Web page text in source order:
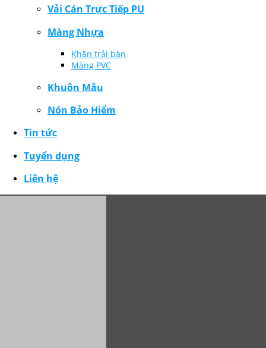
Vải Cán Trực Tiếp PU
Màng Nhựa
Khăn trải bàn
Màng PVC
Khuôn Mẫu
Nón Bảo Hiểm
Tin tức
Tuyển dụng
Liên hệ